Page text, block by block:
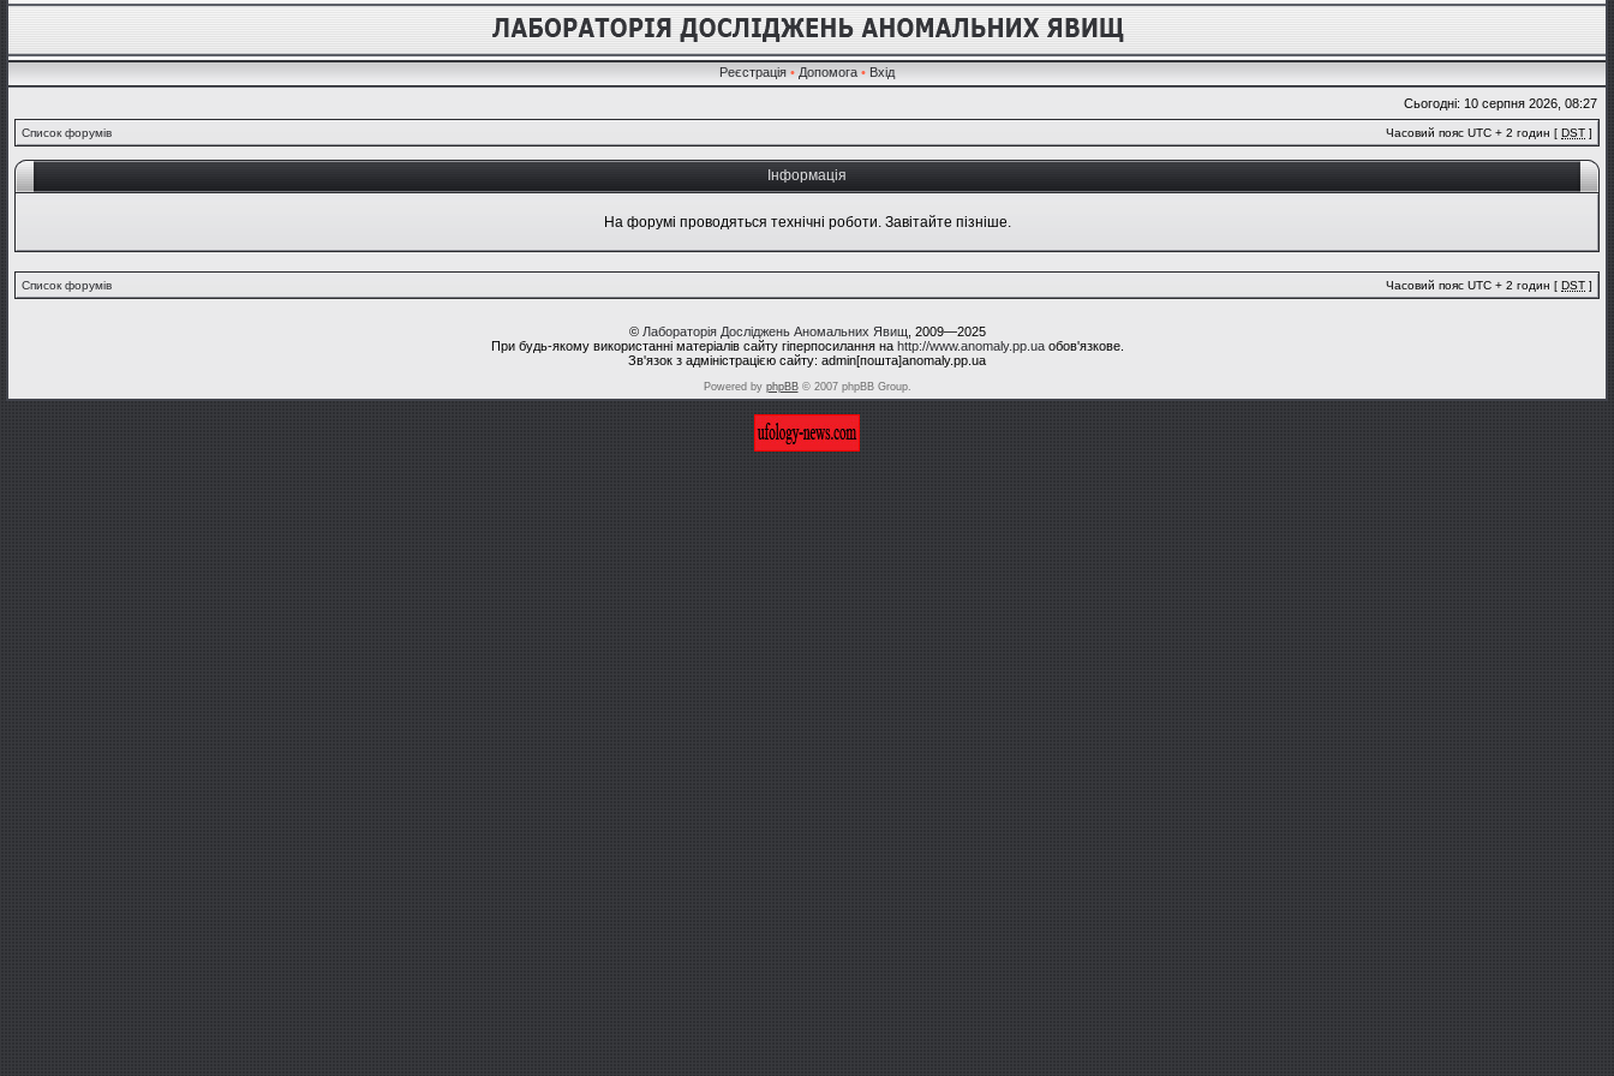
Реєстрація • Допомога • Вхід
Сьогодні: 10 серпня 2026, 08:27
Список форумів Часовий пояс UTC + 2 годин [ DST ]
Інформація
На форумі проводяться технічні роботи. Завітайте пізніше.
Список форумів Часовий пояс UTC + 2 годин [ DST ]
© Лабораторія Досліджень Аномальних Явищ , 2009—2025
При будь-якому використанні матеріалів сайту гіперпосилання на http://www.anomaly.pp.uaобов'язкове.
Зв'язок з адміністрацією сайту: admin[пошта]anomaly.pp.ua
Powered by phpBB© 2007 phpBB Group.